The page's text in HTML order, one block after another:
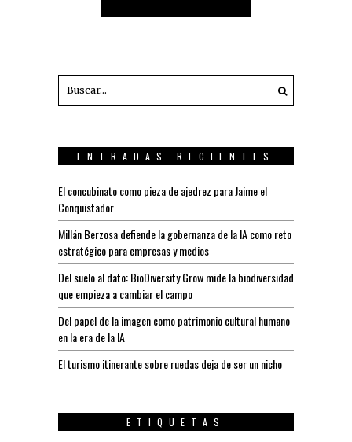
ENTRADAS RECIENTES
El concubinato como pieza de ajedrez para Jaime el
Conquistador
Millán Berzosa defiende la gobernanza de la IA como reto
estratégico para empresas y medios
Del suelo al dato: BioDiversity Grow mide la biodiversidad
que empieza a cambiar el campo
Del papel de la imagen como patrimonio cultural humano
en la era de la IA
El turismo itinerante sobre ruedas deja de ser un nicho
ETIQUETAS